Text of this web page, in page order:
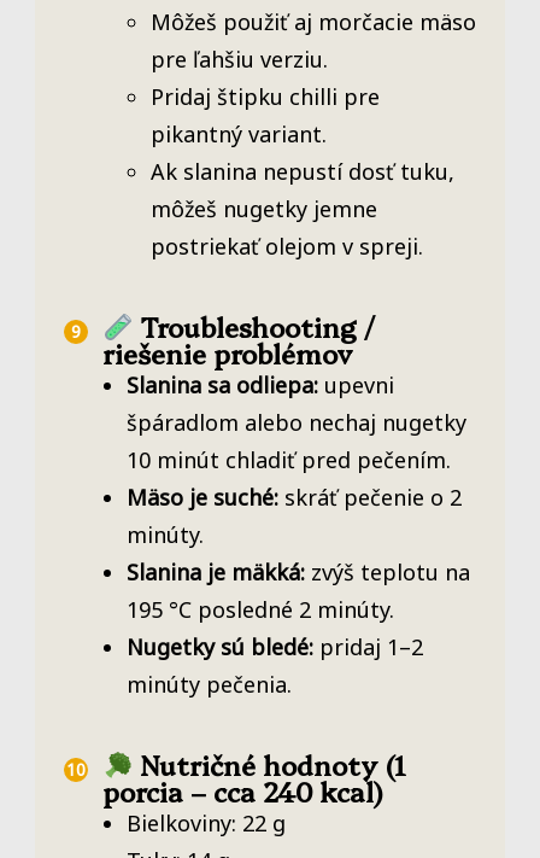
Môžeš použiť aj morčacie mäso
pre ľahšiu verziu.
Pridaj štipku chilli pre
pikantný variant.
Ak slanina nepustí dosť tuku,
môžeš nugetky jemne
postriekať olejom v spreji.
Troubleshooting /
riešenie problémov
Slanina sa odliepa: upevni
špáradlom alebo nechaj nugetky
10 minút chladiť pred pečením.
Mäso je suché: skráť pečenie o 2
minúty.
Slanina je mäkká: zvýš teplotu na
195 °C posledné 2 minúty.
Nugetky sú bledé: pridaj 1–2
minúty pečenia.
Nutričné hodnoty (1
porcia – cca 240 kcal)
Bielkoviny: 22 g